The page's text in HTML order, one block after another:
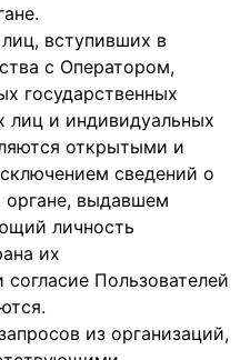
вступивших в
с Оператором,
государственных
лиц и индивидуальных
открытыми и
сведений о
органе, выдавшем
личность
их
Пользователей
из организаций,